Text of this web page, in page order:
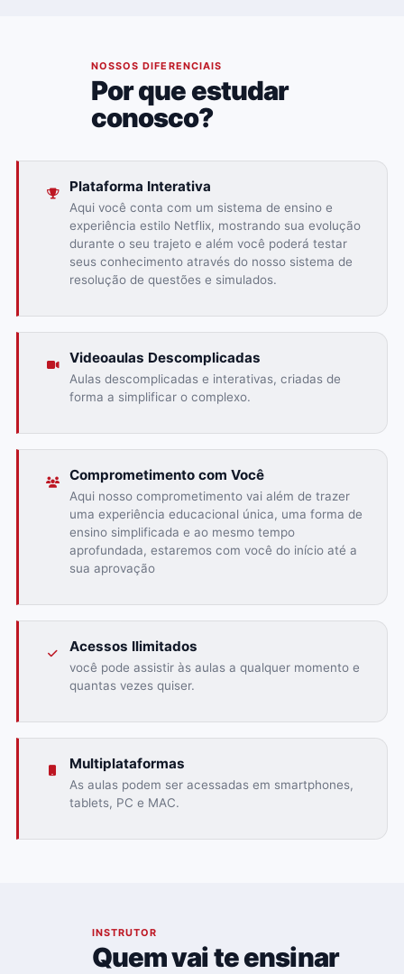
NOSSOS DIFERENCIAIS
Por que estudar
conosco?
Plataforma Interativa
Aqui você conta com um sistema de ensino e
experiência estilo Netflix, mostrando sua evolução
durante o seu trajeto e além você poderá testar
seus conhecimento através do nosso sistema de
resolução de questões e simulados.
Videoaulas Descomplicadas
Aulas descomplicadas e interativas, criadas de
forma a simplificar o complexo.
Comprometimento com Você
Aqui nosso comprometimento vai além de trazer
uma experiência educacional única, uma forma de
ensino simplificada e ao mesmo tempo
aprofundada, estaremos com você do início até a
sua aprovação
Acessos Ilimitados
você pode assistir às aulas a qualquer momento e
quantas vezes quiser.
Multiplataformas
As aulas podem ser acessadas em smartphones,
tablets, PC e MAC.
INSTRUTOR
Quem vai te ensinar